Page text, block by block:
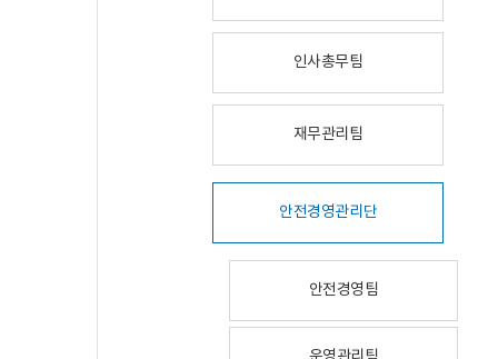
인사총무팀
재무관리팀
안전경영관리단
안전경영팀